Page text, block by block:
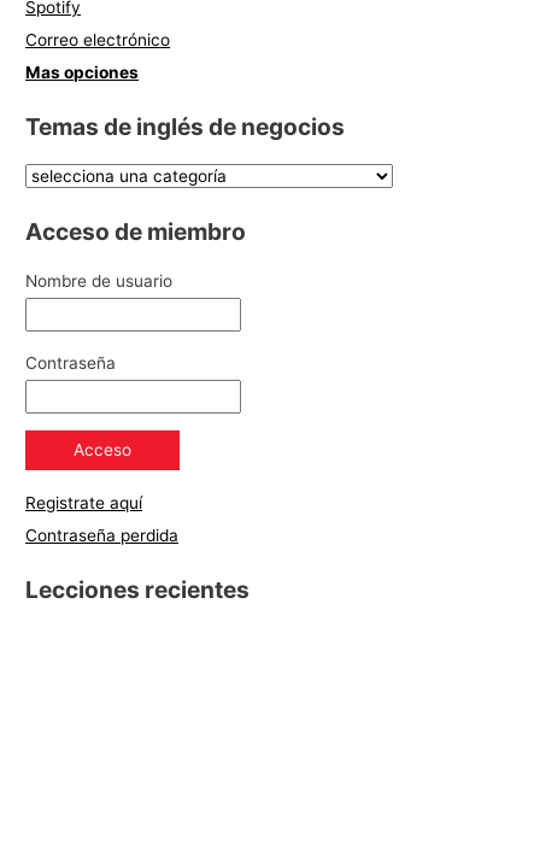
Spotify
Correo electrónico
Mas opciones
Temas de inglés de negocios
Acceso de miembro
Nombre de usuario
Contraseña
Registrate aquí
Contraseña perdida
Lecciones recientes